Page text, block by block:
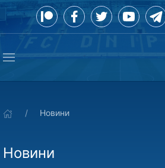
Новини
Новини